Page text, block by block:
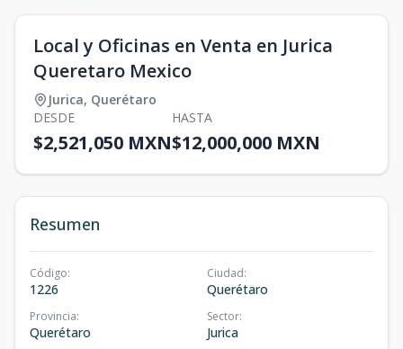
Local y Oficinas en Venta en Jurica
Queretaro Mexico
Jurica, Querétaro
DESDE
$2,521,050 MXN
HASTA
$12,000,000 MXN
Resumen
Código:
1226
Ciudad:
Querétaro
Provincia:
Querétaro
Sector:
Jurica